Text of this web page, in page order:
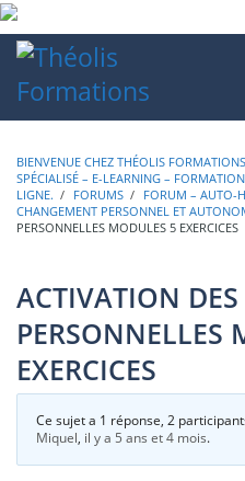
BIENVENUE CHEZ THÉOLIS
SPÉCIALISÉ – E-LEARNING –
LIGNE.
FORUMS
FORUM – AUTO-
CHANGEMENT PERSONNEL ET
PERSONNELLES MODULES 5 EXERCICES
ACTIVATION DES
PERSONNELLES
EXERCICES
Ce sujet a 1 réponse, 2
Miquel, il y a 5 ans et 4 mois.